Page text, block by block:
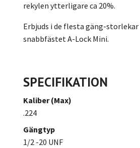
rekylen ytterligare ca 20%.
Erbjuds i de flesta gäng-
snabbfästet A-Lock Mini.
SPECIFIKATION
Kaliber (Max)
.224
Gängtyp
1/2 -20 UNF